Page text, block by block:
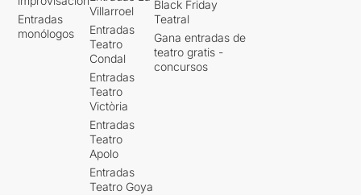
Entradas
monólogos
Villarroel
Entradas
Teatro
Condal
Entradas
Teatro
Victòria
Entradas
Teatro
Apolo
Entradas
Teatro Goya
Black Friday
Teatral
Gana entradas de
teatro gratis -
concursos